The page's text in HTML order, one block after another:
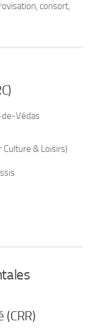
consort,
de-Védas
Culture & Loisirs)